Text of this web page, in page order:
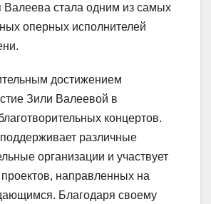
Валеева стала одним из самых
оперных исполнителей
достижением
Зили Валеевой в
концертов.
различные
организации и участвует
направленных на
Благодаря своему